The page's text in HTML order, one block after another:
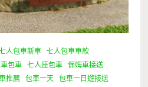
人包車新車
七人包車車款
包車 七人座包車
保姆車接送
推薦 包車一天
包車一日遊接送